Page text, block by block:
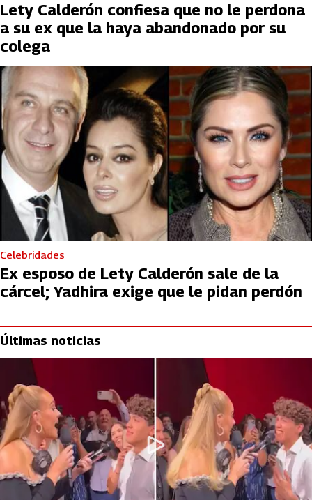
Lety Calderón confiesa que no le perdona
a su ex que la haya abandonado por su
colega
Celebridades
Ex esposo de Lety Calderón sale de la
cárcel; Yadhira exige que le pidan perdón
Últimas noticias